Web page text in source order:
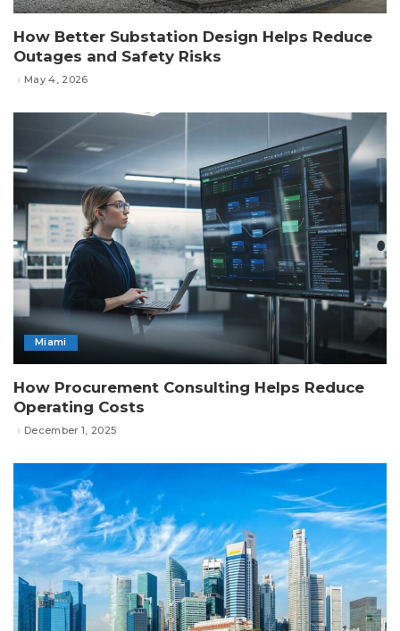
How Better Substation Design Helps Reduce
Outages and Safety Risks
May 4, 2026
Miami
How Procurement Consulting Helps Reduce
Operating Costs
December 1, 2025